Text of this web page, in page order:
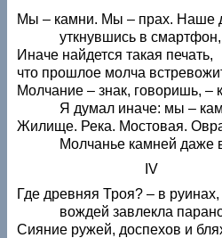
Мы – камни. Мы – прах. Наше
уткнувшись в смартфон,
Иначе найдется такая печать,
что прошлое молча
Молчание – знак, говоришь, –
Я думал иначе: мы –
Жилище. Река. Мостовая.
Молчанье камней даже в
IV
Где древняя Троя? – в
вождей завлекла
Сияние ружей, доспехов и